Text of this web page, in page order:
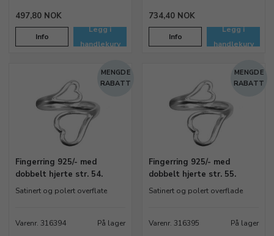
497,80 NOK
Info
Legg i
handlekurv
734,40 NOK
Info
Legg i
handlekurv
MENGDE
RABATT
Fingerring 925/- med
dobbelt hjerte str. 54.
Satinert og polert overflate
Varenr. 316394 På lager
MENGDE
RABATT
Fingerring 925/- med
dobbelt hjerte str. 55.
Satinert og polert overflade
Varenr. 316395 På lager